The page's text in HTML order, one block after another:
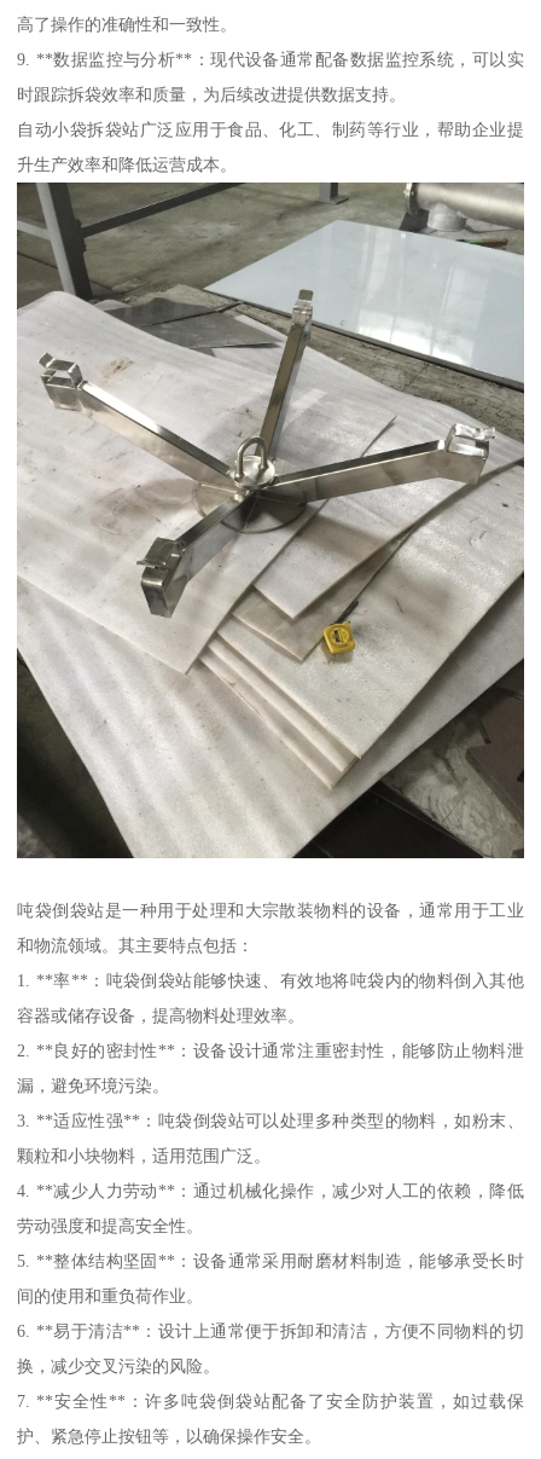
高了操作的准确性和一致性。
9. **数据监控与分析**：现代设备通常配备数据监控系统，可以实
时跟踪拆袋效率和质量，为后续改进提供数据支持。
自动小袋拆袋站广泛应用于食品、化工、制药等行业，帮助企业提
升生产效率和降低运营成本。
吨袋倒袋站是一种用于处理和大宗散装物料的设备，通常用于工业
和物流领域。其主要特点包括：
1. **率**：吨袋倒袋站能够快速、有效地将吨袋内的物料倒入其他
容器或储存设备，提高物料处理效率。
2. **良好的密封性**：设备设计通常注重密封性，能够防止物料泄
漏，避免环境污染。
3. **适应性强**：吨袋倒袋站可以处理多种类型的物料，如粉末、
颗粒和小块物料，适用范围广泛。
4. **减少人力劳动**：通过机械化操作，减少对人工的依赖，降低
劳动强度和提高安全性。
5. **整体结构坚固**：设备通常采用耐磨材料制造，能够承受长时
间的使用和重负荷作业。
6. **易于清洁**：设计上通常便于拆卸和清洁，方便不同物料的切
换，减少交叉污染的风险。
7. **安全性**：许多吨袋倒袋站配备了安全防护装置，如过载保
护、紧急停止按钮等，以确保操作安全。